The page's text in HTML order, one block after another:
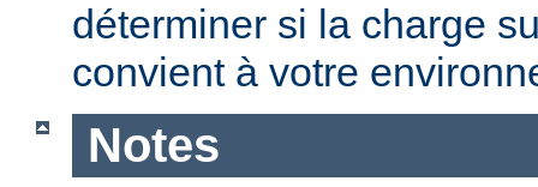
déterminer si la charge
convient à votre
Notes